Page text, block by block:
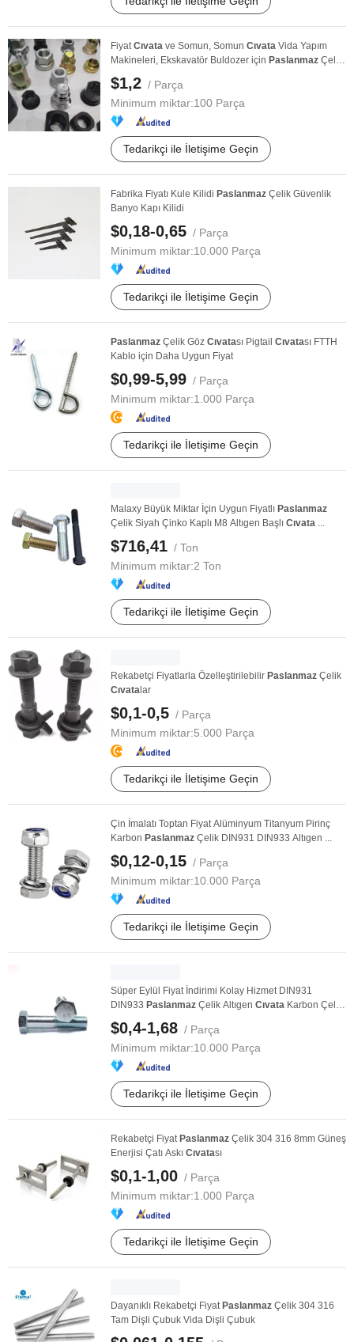
FiyatCıvata ve Somun, Somun Cıvata Vida Yapım
Makineleri, Ekskavatör Buldozer için Paslanmaz Çelik
...
$1,2 / Parça
Minimum miktar:100 Parça
Tedarikçi ile İletişime Geçin
Fabrika Fiyatı Kule Kilidi Paslanmaz Çelik Güvenlik
Banyo Kapı Kilidi
$0,18-0,65 / Parça
Minimum miktar:10.000 Parça
Tedarikçi ile İletişime Geçin
Paslanmaz Çelik Göz Cıvatası Pigtail Cıvatası FTTH
Kablo için Daha Uygun Fiyat
$0,99-5,99 / Parça
Minimum miktar:1.000 Parça
Tedarikçi ile İletişime Geçin
Malaxy Büyük Miktar İçin Uygun Fiyatlı Paslanmaz
Çelik Siyah Çinko Kaplı M8 Altıgen Başlı Cıvata ...
$716,41 / Ton
Minimum miktar:2 Ton
Tedarikçi ile İletişime Geçin
Rekabetçi Fiyatlarla Özelleştirilebilir Paslanmaz Çelik
Cıvata lar
$0,1-0,5 / Parça
Minimum miktar:5.000 Parça
Tedarikçi ile İletişime Geçin
Çin İmalatı Toptan Fiyat Alüminyum Titanyum Pirinç
Karbon Paslanmaz Çelik DIN931 DIN933 Altıgen ...
$0,12-0,15 / Parça
Minimum miktar:10.000 Parça
Tedarikçi ile İletişime Geçin
Süper Eylül Fiyat İndirimi Kolay Hizmet DIN931
DIN933 Paslanmaz Çelik Altıgen Cıvata Karbon Çelik
...
$0,4-1,68 / Parça
Minimum miktar:10.000 Parça
Tedarikçi ile İletişime Geçin
Rekabetçi Fiyat Paslanmaz Çelik 304 316 8mm Güneş
Enerjisi Çatı Askı Cıvatası
$0,1-1,00 / Parça
Minimum miktar:1.000 Parça
Tedarikçi ile İletişime Geçin
Dayanıklı Rekabetçi Fiyat Paslanmaz Çelik 304 316
Tam Dişli Çubuk Vida Dişli Çubuk